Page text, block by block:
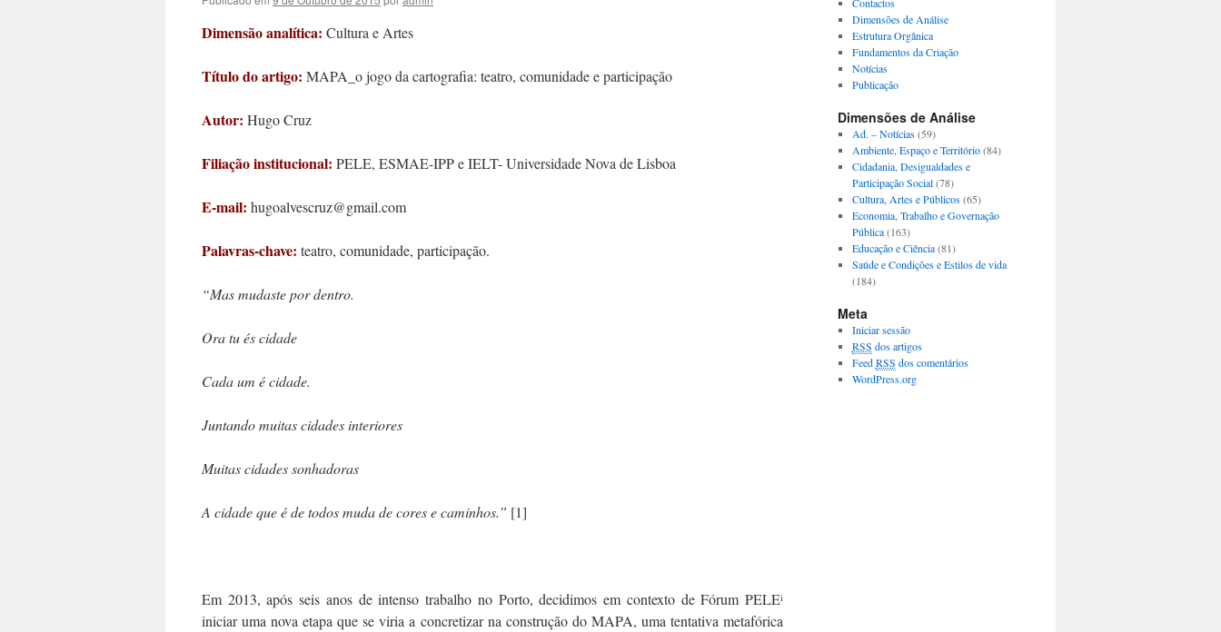
Dimensão analítica: Cultura e Artes
Título do artigo: MAPA_o jogo da cartografia: teatro, comunidade e participação
Autor: Hugo Cruz
Filiação institucional: PELE, ESMAE-IPP e IELT- Universidade Nova de Lisboa
E-mail: hugoalvescruz@gmail.com
Palavras-chave: teatro, comunidade, participação.
“Mas mudaste por dentro.
Ora tu és cidade
Cada um é cidade.
Juntando muitas cidades interiores
Muitas cidades sonhadoras
A cidade que é de todos muda de cores e caminhos.” [1]
Em 2013, após seis anos de intenso trabalho no Porto, decidimos em contexto de Fórum PELEi
iniciar uma nova etapa que se viria a concretizar na construção do MAPA, uma tentativa metafórica
Dimensões de Análise
Estrutura Orgânica
Fundamentos da Criação
Notícias
Publicação
Dimensões de Análise
Ad. – Notícias(59)
Ambiente, Espaço e Território(84)
Cidadania, Desigualdades e
Participação Social(78)
Cultura, Artes e Públicos(65)
Economia, Trabalho e Governação
Pública(163)
Educação e Ciência(81)
Saúde e Condições e Estilos de vida
(184)
Meta
Iniciar sessão
RSS dos artigos
FeedRSS dos comentários
WordPress.org